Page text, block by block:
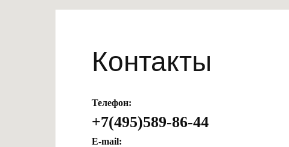
Контакты
Телефон:
+7(495)589-86-44
E-mail: